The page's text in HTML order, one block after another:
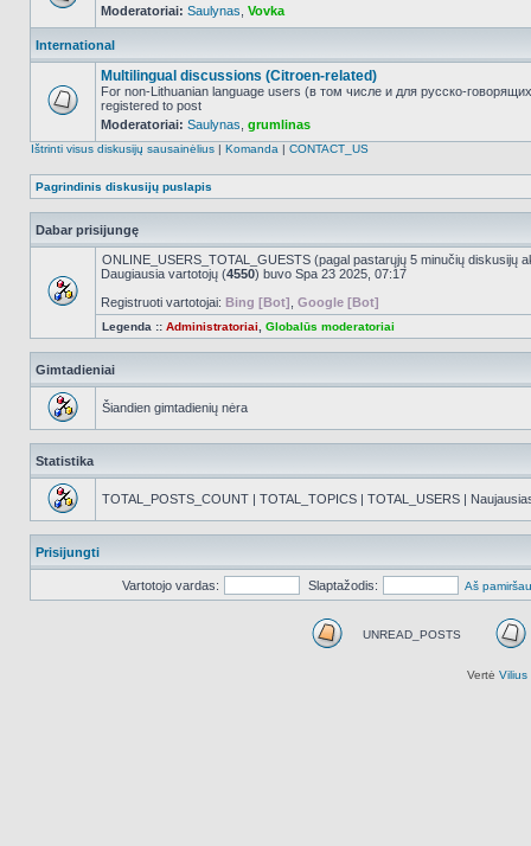
NO_UNREAD_POSTS
Moderatoriai: Saulynas Vovka
International
NO_UNREAD_POSTS
Multilingual discussions (Citroen-related)
For non-Lithuanian language users (в том числе и для русско-
registered to post
Moderatoriai: Saulynas grumlinas
Ištrinti visus diskusijų sausainėlius | Komanda | CONTACT_US
Pagrindinis diskusijų puslapis
Dabar prisijungę
ONLINE_USERS_TOTAL_GUESTS (pagal pastarųjų 5 minučių diskusijų
Daugiausia vartotojų (4550) buvo Spa 23 2025, 07:17
Registruoti vartotojai: Bing [Bot] Google [Bot]
Legenda :: Administratoriai Globalūs moderatoriai
Gimtadieniai
Šiandien gimtadienių nėra
Statistika
TOTAL_POSTS_COUNT | TOTAL_TOPICS | TOTAL_USERS |
Prisijungti
Vartotojo vardas: Slaptažodis: Aš
UNREAD_POSTS
Vertė Vilius